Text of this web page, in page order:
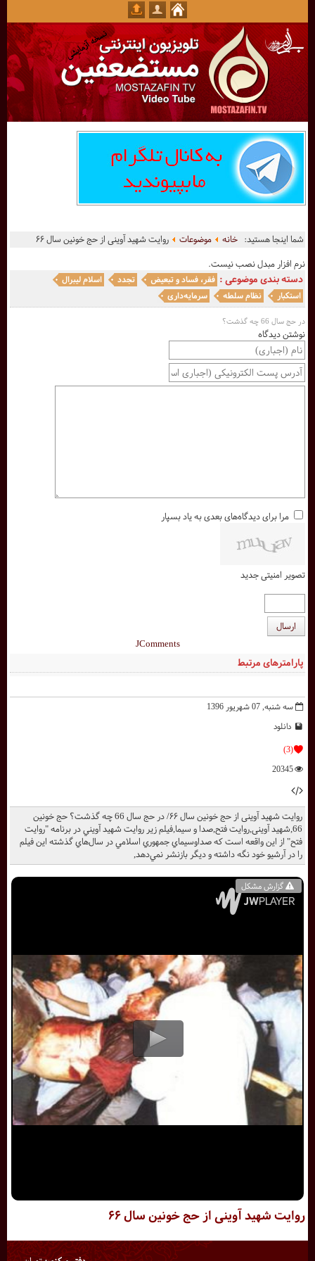
شما اینجا هستید:خانه موضوعات
روایت شهید آوینی از حج خونین سال ۶۶
نرم افزار مبدل نصب نیست.
دسته بندی موضوعی : فقر، فساد و تبعیض تجدد
اسلام لیبرال
استکبار
نظام سلطه سرمایه‌داری
در حج سال 66 چه گذشت؟
روایت شهید آوینی از حج خونین سال ۶۶
گزارش مشکل
روایت شهید آوینی از حج خونین سال ۶۶/ در حج سال 66 چه گذشت؟ حج خونین
66,شهید آوینی,روایت فتح,صدا و سیما,فيلم زير روايت شهيد آويني در برنامه "روايت
فتح" از اين واقعه است كه صداوسيماي جمهوري اسلامي در سال‌هاي گذشته اين فيلم
را در آرشيو خود نگه داشته و ديگر بازنشر نمي‌دهد,
سه شنبه, 07 شهریور 1396
دانلود
(3)
20345
پارامترهای مرتبط
نوشتن دیدگاه
مرا برای دیدگاه‌های بعدی به یاد بسپار
تصویر امنیتی جدید
ارسال
JComments